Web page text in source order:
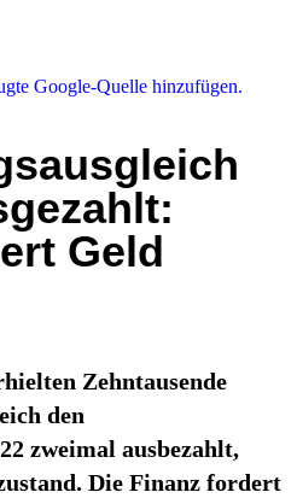
Google-Quelle hinzufügen.
Geld
Zehntausende
den
zweimal ausbezahlt,
Die Finanz fordert